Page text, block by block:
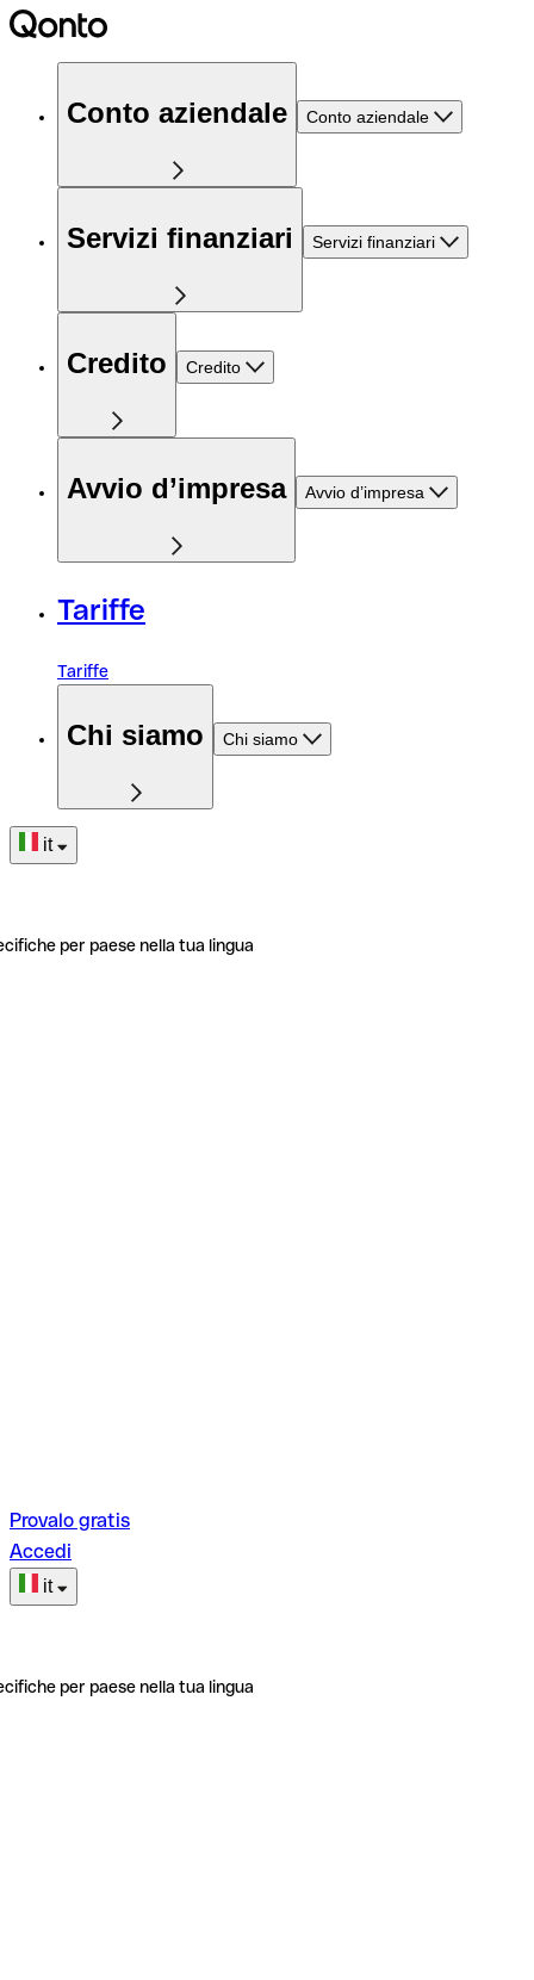
Conto aziendale Conto aziendale
Servizi finanziari Servizi finanziari
Credito Credito
Avvio d’impresa Avvio d’impresa
Tariffe
Tariffe
Chi siamo Chi siamo
it
per paese nella tua lingua
Provalo gratis
Accedi
it
per paese nella tua lingua